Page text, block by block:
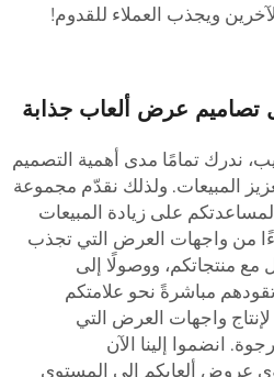
ويجذب العملاء للقدوم!
تصاميم عرض ألعاب جذابة
ندرك تمامًا مدى أهمية التصميم
المبيعات. ولذلك نقدّم مجموعة
على زيادة المبيعات
من واجهات العرض التي تجذب
منتجاتكم، ووصولًا إلى
مباشرةً نحو علامتكم
واجهات العرض التي
انضموا إلينا الآن
ألعابكم إلى المستوى